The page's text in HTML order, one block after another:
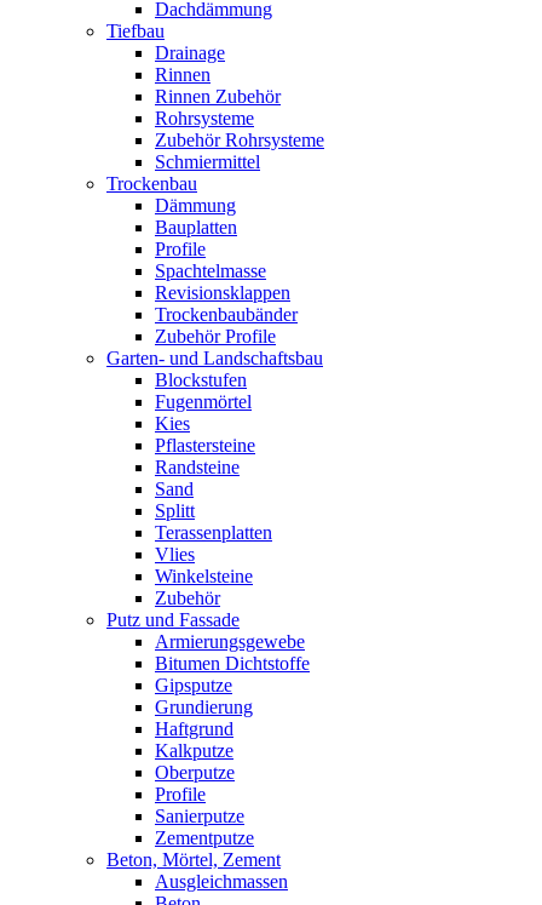
Dachdämmung
Tiefbau
Drainage
Rinnen
Rinnen Zubehör
Rohrsysteme
Zubehör Rohrsysteme
Schmiermittel
Trockenbau
Dämmung
Bauplatten
Profile
Spachtelmasse
Revisionsklappen
Trockenbaubänder
Zubehör Profile
Garten- und Landschaftsbau
Blockstufen
Fugenmörtel
Kies
Pflastersteine
Randsteine
Sand
Splitt
Terassenplatten
Vlies
Winkelsteine
Zubehör
Putz und Fassade
Armierungsgewebe
Bitumen Dichtstoffe
Gipsputze
Grundierung
Haftgrund
Kalkputze
Oberputze
Profile
Sanierputze
Zementputze
Beton, Mörtel, Zement
Ausgleichmassen